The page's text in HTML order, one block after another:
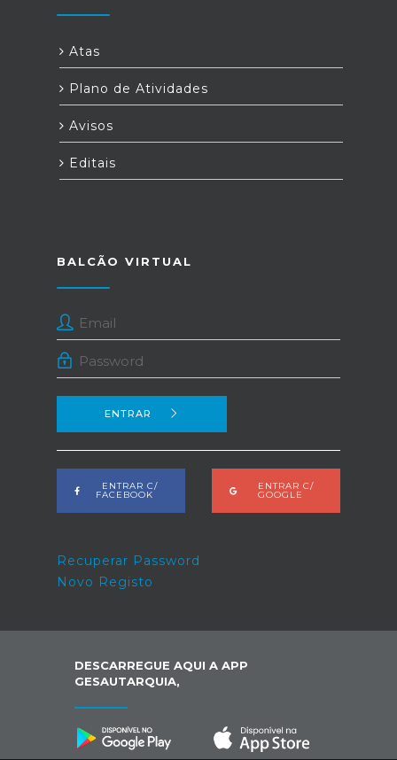
Atas
Plano de Atividades
Avisos
Editais
BALCÃO VIRTUAL
ENTRAR
ENTRAR C/
FACEBOOK
ENTRAR C/
GOOGLE
Recuperar Password
Novo Registo
DESCARREGUE AQUI A APP
GESAUTARQUIA,